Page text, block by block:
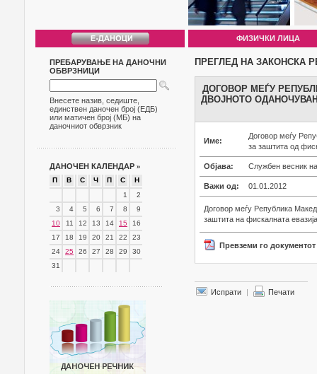
ФИЗИЧКИ ЛИЦА
ПРЕБАРУВАЊЕ НА ДАНОЧНИ
ОБВРЗНИЦИ
Внесете назив, седиште,
единствен даночен број (ЕДБ)
или матичен број (МБ) на
даночниот обврзник
ДАНОЧЕН КАЛЕНДАР »
П В С Ч П С
Н
1
2
3
4 5 6 7 8
9
10
11 12 13 14 15
16
17
18 19 20 21 22
23
24
25 26 27 28 29
30
31
ПРЕГЛЕД НА ЗАКОНСКА
ДОГОВОР МЕЃУ
ДВОЈНОТО
Име:
Договор меѓу
за заштита од
Објава: Службен весник
Важи од: 01.01.2012
Договор меѓу Република
заштита на фискалната
Превземи го документот
Испрати | Печати